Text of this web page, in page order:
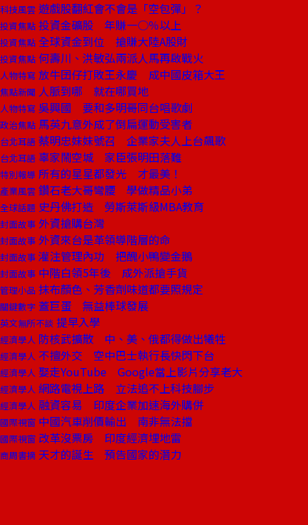
科技風雲 遊戲股翻紅會不會是「空包彈」？
投資焦點 投資金礦股 年賺一○％以上
投資焦點 全球資金到位 搶賺大陸A股財
投資焦點 何壽川、洪敏弘兩派人馬再啟戰火
人物特寫 放牛囝仔打敗王永慶 成中國皮箱大王
焦點新聞 人脈到哪 就在哪買地
人物特寫 吳興國 要和多明哥同台唱歌劇
政治焦點 馬英九意外成了倒扁運動受害者
台北耳語 蔡明忠妹妹號召 企業家夫人上台飆歌
台北耳語 辜家鬧空城 家臣張明田落難
特別報導 所有的星星都發光 才最美！
產業風雲 鑽石老大哥彎腰 學做精品小弟
全球話題 史丹佛打造 勞斯萊斯級MBA教育
封面故事 外資搶購台灣
封面故事 外資來台是革領導階層的命
封面故事 灌注管理內功 把醜小鴨變金鵝
封面故事 中階白領5年後 成外派搶手貨
管理小品 抹布顏色、芳香劑味道都要照規定
關鍵數字 蓋巨蛋 無益棒球發展
英文無所不談 提早入學
經濟學人 防核武擴散 中、美、俄都得做出犧牲
經濟學人 不擅外交 空中巴士執行長快閃下台
經濟學人 娶走YouTube Google當上影片分享老大
經濟學人 網路電視上路 立法追不上科技腳步
經濟學人 融資容易 印度企業加速海外購併
國際視窗 中國汽車削價輸出 南非無法擋
國際視窗 改革沒票房 印度經濟埋地雷
商周書摘 天才的誕生 預告國家的潛力